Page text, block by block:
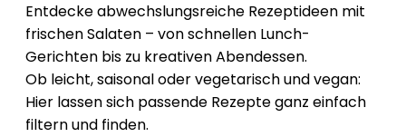
Entdecke abwechslungsreiche Rezeptideen mit
frischen Salaten – von schnellen Lunch-
Gerichten bis zu kreativen Abendessen.
Ob leicht, saisonal oder vegetarisch und vegan:
Hier lassen sich passende Rezepte ganz einfach
filtern und finden.